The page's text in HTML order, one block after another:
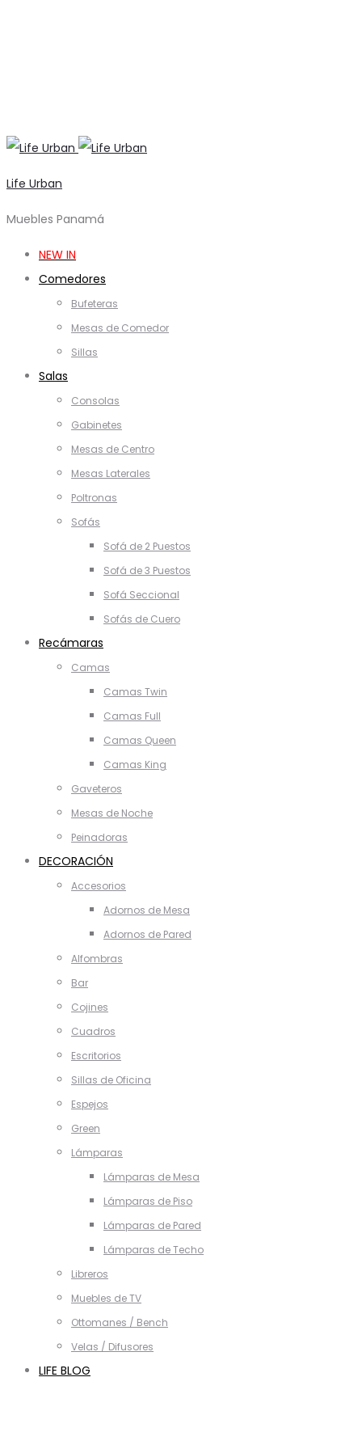
Life Urban
Muebles Panamá
NEW IN
Comedores
Bufeteras
Mesas de Comedor
Sillas
Salas
Consolas
Gabinetes
Mesas de Centro
Mesas Laterales
Poltronas
Sofás
Sofá de 2 Puestos
Sofá de 3 Puestos
Sofá Seccional
Sofás de Cuero
Recámaras
Camas
Camas Twin
Camas Full
Camas Queen
Camas King
Gaveteros
Mesas de Noche
Peinadoras
DECORACIÓN
Accesorios
Adornos de Mesa
Adornos de Pared
Alfombras
Bar
Cojines
Cuadros
Escritorios
Sillas de Oficina
Espejos
Green
Lámparas
Lámparas de Mesa
Lámparas de Piso
Lámparas de Pared
Lámparas de Techo
Libreros
Muebles de TV
Ottomanes / Bench
Velas / Difusores
LIFE BLOG